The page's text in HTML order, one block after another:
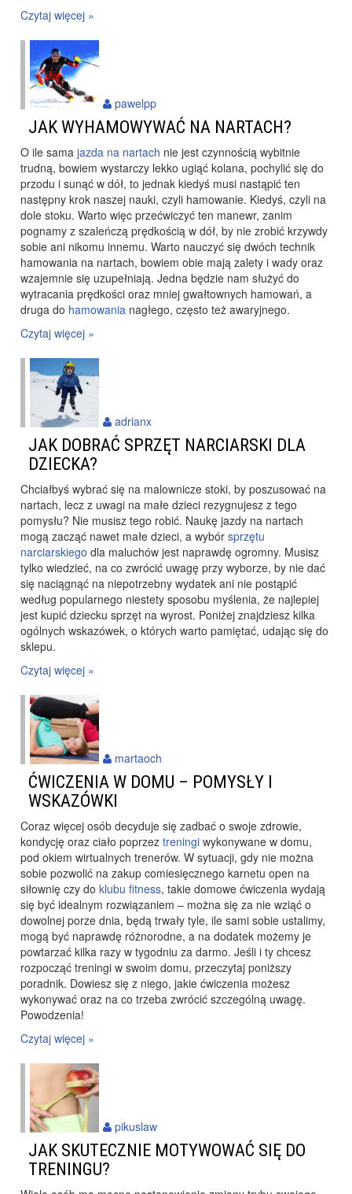
Czytaj więcej »
JAK WYHAMOWYWAĆ NA NARTACH?
O ile sama jazda na nartach nie jest czynnością wybitnie
trudną, bowiem wystarczy lekko ugiąć kolana, pochylić się do
przodu i sunąć w dół, to jednak kiedyś musi nastąpić ten
następny krok naszej nauki, czyli hamowanie. Kiedyś, czyli na
dole stoku. Warto więc przećwiczyć ten manewr, zanim
pognamy z szaleńczą prędkością w dół, by nie zrobić krzywdy
sobie ani nikomu innemu. Warto nauczyć się dwóch technik
hamowania na nartach, bowiem obie mają zalety i wady oraz
wzajemnie się uzupełniają. Jedna będzie nam służyć do
wytracania prędkości oraz mniej gwałtownych hamowań, a
druga do hamowania nagłego, często też awaryjnego.
Czytaj więcej »
pawelpp
JAK DOBRAĆ SPRZĘT NARCIARSKI DLA
DZIECKA?
Chciałbyś wybrać się na malownicze stoki, by poszusować na
nartach, lecz z uwagi na małe dzieci rezygnujesz z tego
pomysłu? Nie musisz tego robić. Naukę jazdy na nartach
mogą zacząć nawet małe dzieci, a wybór sprzętu
narciarskiego dla maluchów jest naprawdę ogromny. Musisz
tylko wiedzieć, na co zwrócić uwagę przy wyborze, by nie dać
się naciągnąć na niepotrzebny wydatek ani nie postąpić
według popularnego niestety sposobu myślenia, że najlepiej
jest kupić dziecku sprzęt na wyrost. Poniżej znajdziesz kilka
ogólnych wskazówek, o których warto pamiętać, udając się do
sklepu.
Czytaj więcej »
adrianx
ĆWICZENIA W DOMU – POMYSŁY I
WSKAZÓWKI
Coraz więcej osób decyduje się zadbać o swoje zdrowie,
kondycję oraz ciało poprzez treningi wykonywane w domu,
pod okiem wirtualnych trenerów. W sytuacji, gdy nie można
sobie pozwolić na zakup comiesięcznego karnetu open na
siłownię czy do klubu fitness, takie domowe ćwiczenia wydają
się być idealnym rozwiązaniem – można się za nie wziąć o
dowolnej porze dnia, będą trwały tyle, ile sami sobie ustalimy,
mogą być naprawdę różnorodne, a na dodatek możemy je
powtarzać kilka razy w tygodniu za darmo. Jeśli i ty chcesz
rozpocząć treningi w swoim domu, przeczytaj poniższy
poradnik. Dowiesz się z niego, jakie ćwiczenia możesz
wykonywać oraz na co trzeba zwrócić szczególną uwagę.
Powodzenia!
Czytaj więcej »
martaoch
JAK SKUTECZNIE MOTYWOWAĆ SIĘ DO
TRENINGU?
pikuslaw